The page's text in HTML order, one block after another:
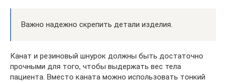
Важно надежно скрепить детали изделия.
Канат и резиновый шнурок должны быть достаточно
прочными для того, чтобы выдержать вес тела
пациента. Вместо каната можно использовать тонкий